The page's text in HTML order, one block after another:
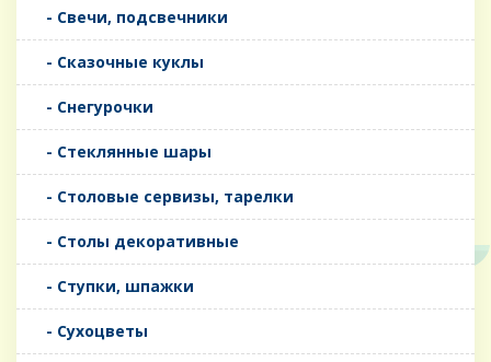
- Свечи, подсвечники
- Сказочные куклы
- Снегурочки
- Стеклянные шары
- Столовые сервизы, тарелки
- Столы декоративные
- Ступки, шпажки
- Сухоцветы